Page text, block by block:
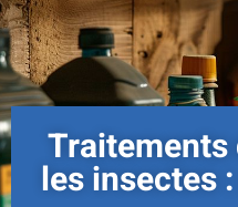
les insectes